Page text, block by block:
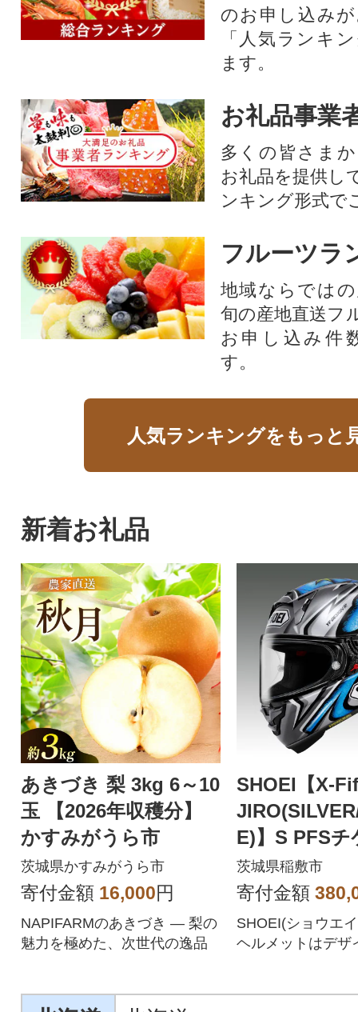
のお申し込み
「人気ランキ
ます。
お礼品事業
多くの皆さま
お礼品を提供し
ンキング形式で
フルーツラ
地域ならでは
旬の産地直送フ
お申し込み件
す。
人気ランキングをもっと
新着お礼品
あきづき 梨 3kg 6～10
玉 【2026年収穫分】
かすみがうら市
茨城県かすみがうら市
寄付金額 16,000円
NAPIFARMのあきづき ― 梨の
魅力を極めた、次世代の逸品
SHOEI【X-
E)】S PFSチ
き
茨城県稲敷市
寄付金額
SHOEI(ショウエ
ヘルメットはデザ